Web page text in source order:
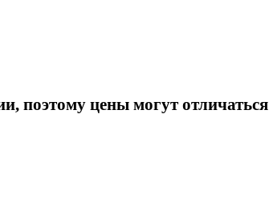
поэтому цены могут отличаться